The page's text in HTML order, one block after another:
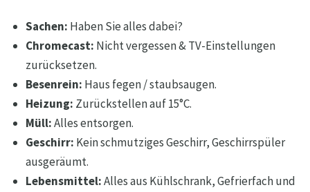
Sachen: Haben Sie alles dabei?
Chromecast: Nicht vergessen & TV-Einstellungen
zurücksetzen.
Besenrein: Haus fegen / staubsaugen.
Heizung: Zurückstellen auf 15°C.
Müll:Alles entsorgen.
Geschirr: Kein schmutziges Geschirr, Geschirrspüler
ausgeräumt.
Lebensmittel:Alles aus Kühlschrank, Gefrierfach und